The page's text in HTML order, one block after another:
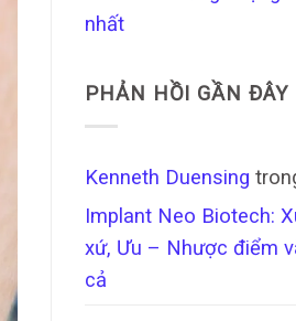
nhất
PHẢN HỒI GẦN ĐÂY
Kenneth Duensing
Implant Neo Biotech:
xứ, Ưu – Nhược điểm
cả